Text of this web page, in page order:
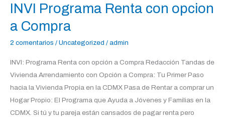
INVI Programa Renta con opcion
a Compra
2 comentarios / Uncategorized / admin
INVI: Programa Renta con opción a Compra Redacción Tandas de
Vivienda Arrendamiento con Opción a Compra: Tu Primer Paso
hacia la Vivienda Propia en la CDMX Pasa de Rentar a comprar un
Hogar Propio: El Programa que Ayuda a Jóvenes y Familias en la
CDMX. Si tú y tu pareja están cansados de pagar renta pero
Renta
opcion
a
Compra